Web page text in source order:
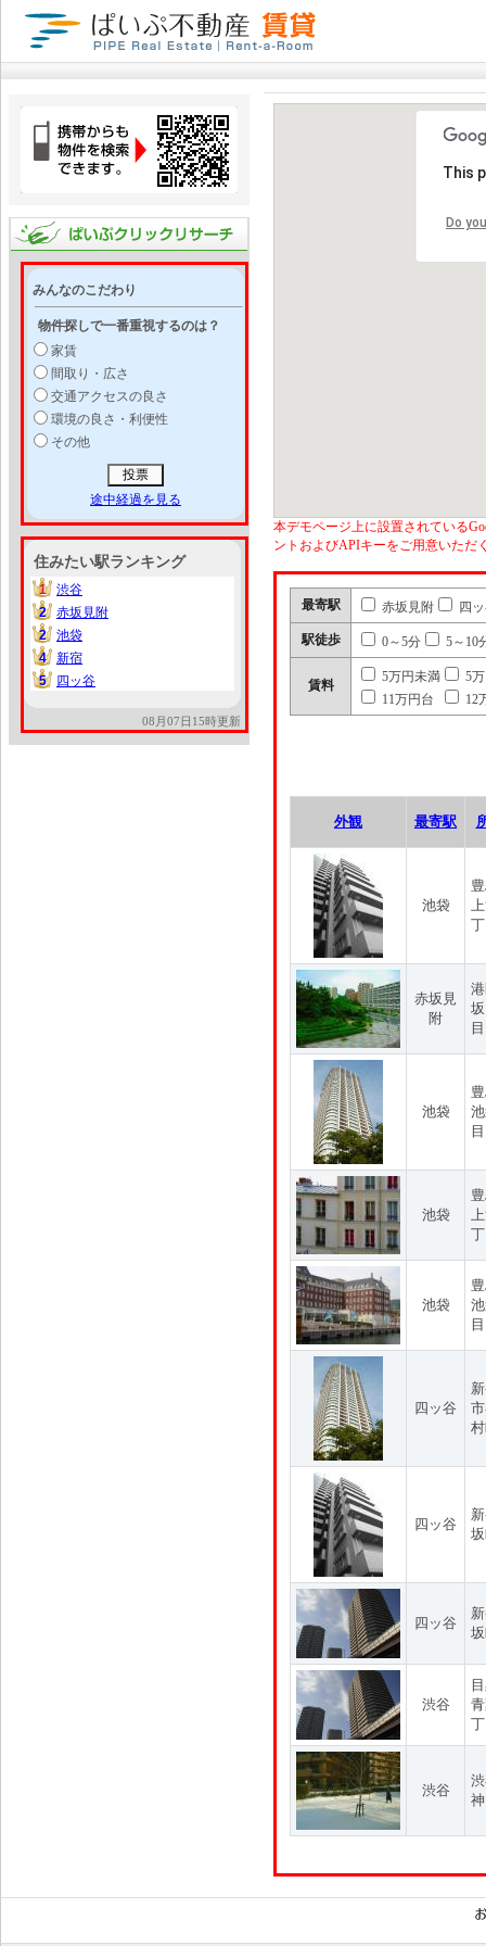
みんなのこだわり
物件探しで一番重視するのは？
家賃
間取り・広さ
交通アクセスの良さ
環境の良さ・利便性
その他
途中経過を見る
住みたい駅ランキング
1
1
渋谷
2
2
赤坂見附
2
2
池袋
4
4
新宿
5
5 四ッ谷
08月07日15時更新
This
Do
本デモページ上に設置されている
ントおよびAPIキーをご用意いただ
最寄駅 赤坂見附 四
駅徒歩 0～5分 5～10
賃料
5万円未満
5
11万円台
12
外観 最寄駅
池袋
赤坂見
附
目
池袋
目
池袋
池袋
四ッ谷
四ッ谷
四ッ谷
渋谷
渋谷